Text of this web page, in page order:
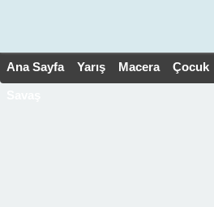
Ana Sayfa Yarış Macera Çocuk